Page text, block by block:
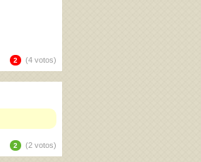
2 (4 votos)
2 (2 votos)